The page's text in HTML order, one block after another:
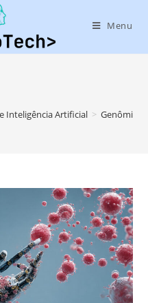
Menu
Inteligência Artificial > Genômica